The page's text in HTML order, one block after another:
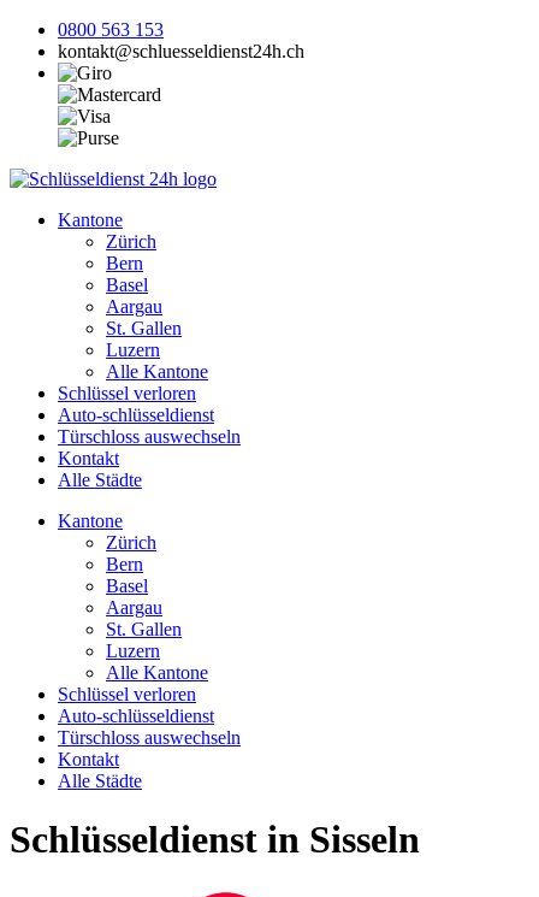
0800 563 153
kontakt@schluesseldienst24h.ch
Kantone
Zürich
Bern
Basel
Aargau
St. Gallen
Luzern
Alle Kantone
Schlüssel verloren
Auto-schlüsseldienst
Türschloss auswechseln
Kontakt
Alle Städte
Kantone
Zürich
Bern
Basel
Aargau
St. Gallen
Luzern
Alle Kantone
Schlüssel verloren
Auto-schlüsseldienst
Türschloss auswechseln
Kontakt
Alle Städte
Schlüsseldienst in Sisseln